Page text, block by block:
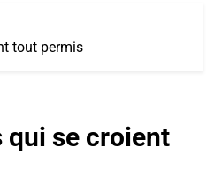
tout permis
qui se croient